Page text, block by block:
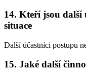
14. Kteří jsou další
situace
Další účastníci postupu
15. Jaké další